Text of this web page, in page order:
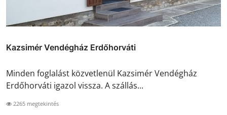
Kazsimér Vendégház Erdőhorváti
Minden foglalást közvetlenül Kazsimér Vendégház
Erdőhorváti igazol vissza. A szállás...
2265 megtekintés